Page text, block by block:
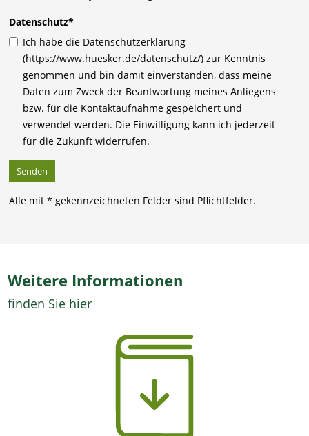
Datenschutz*
Ich habe die Datenschutzerklärung
(https://www.huesker.de/datenschutz/) zur Kenntnis
genommen und bin damit einverstanden, dass meine
Daten zum Zweck der Beantwortung meines Anliegens
bzw. für die Kontaktaufnahme gespeichert und
verwendet werden. Die Einwilligung kann ich jederzeit
für die Zukunft widerrufen.
Alle mit * gekennzeichneten Felder sind Pflichtfelder.
Weitere Informationen
finden Sie hier